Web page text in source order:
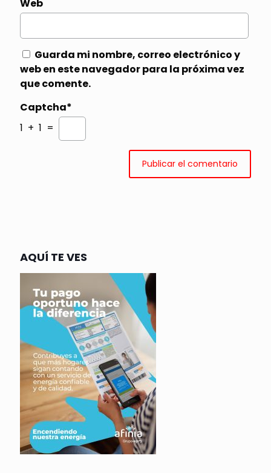
Web
Guarda mi nombre, correo electrónico y
web en este navegador para la próxima vez
que comente.
Captcha*
1 + 1 =
AQUÍ TE VES